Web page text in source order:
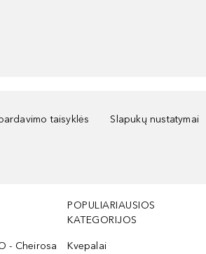
taisyklės Slapukų nustatymai
- Cheirosa
POPULIARIAUSIOS
KATEGORIJOS
Kvepalai